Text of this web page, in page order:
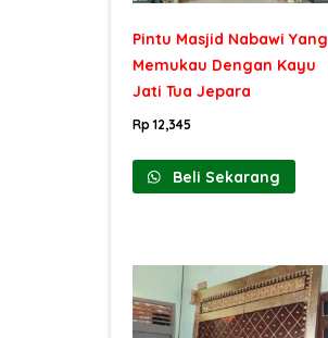
Pintu Masjid Nabawi Yang
Memukau Dengan Kayu
Jati Tua Jepara
Rp 12,345
Beli Sekarang